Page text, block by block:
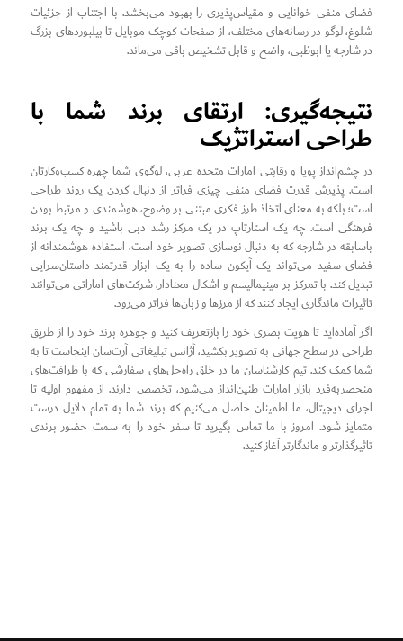
فضای منفی خوانایی و مقیاس‌پذیری را بهبود می‌بخشد. با اجتناب از جزئیات
شلوغ، لوگو در رسانه‌های مختلف، از صفحات کوچک موبایل تا بیلبوردهای بزرگ
در شارجه یا ابوظبی، واضح و قابل تشخیص باقی می‌ماند.
نتیجه‌گیری: ارتقای برند شما با
طراحی استراتژیک
در چشم‌انداز پویا و رقابتی امارات متحده عربی، لوگوی شما چهره کسب‌وکارتان
است. پذیرش قدرت فضای منفی چیزی فراتر از دنبال کردن یک روند طراحی
است؛ بلکه به معنای اتخاذ طرز فکری مبتنی بر وضوح، هوشمندی و مرتبط بودن
فرهنگی است. چه یک استارتاپ در یک مرکز رشد دبی باشید و چه یک برند
باسابقه در شارجه که به دنبال نوسازی تصویر خود است، استفاده هوشمندانه از
فضای سفید می‌تواند یک آیکون ساده را به یک ابزار قدرتمند داستان‌سرایی
تبدیل کند. با تمرکز بر مینیمالیسم و اشکال معنادار، شرکت‌های اماراتی می‌توانند
تاثیرات ماندگاری ایجاد کنند که از مرزها و زبان‌ها فراتر می‌رود.
اگر آماده‌اید تا هویت بصری خود را بازتعریف کنید و جوهره برند خود را از طریق
طراحی در سطح جهانی به تصویر بکشید، آژانس تبلیغاتی آرت‌سان اینجاست تا به
شما کمک کند. تیم کارشناسان ما در خلق راه‌حل‌های سفارشی که با ظرافت‌های
منحصر‌به‌فرد بازار امارات طنین‌انداز می‌شود، تخصص دارند. از مفهوم اولیه تا
اجرای دیجیتال، ما اطمینان حاصل می‌کنیم که برند شما به تمام دلایل درست
متمایز شود. امروز با ما تماس بگیرید تا سفر خود را به سمت حضور برندی
تاثیرگذارتر و ماندگارتر آغاز کنید.